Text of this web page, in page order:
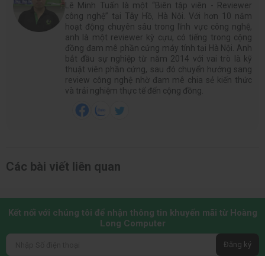
Lê Minh Tuấn là một “Biên tập viên - Reviewer
công nghệ” tại Tây Hồ, Hà Nội. Với hơn 10 năm
hoạt động chuyên sâu trong lĩnh vực công nghệ,
anh là một reviewer kỳ cựu, có tiếng trong cộng
đồng đam mê phần cứng máy tính tại Hà Nội. Anh
bắt đầu sự nghiệp từ năm 2014 với vai trò là kỹ
thuật viên phần cứng, sau đó chuyển hướng sang
review công nghệ nhờ đam mê chia sẻ kiến thức
và trải nghiệm thực tế đến cộng đồng.
Các bài viết liên quan
Kết nối với chúng tôi để nhận thông tin khuyến mãi từ Hoàng
Long Computer
Đăng ký